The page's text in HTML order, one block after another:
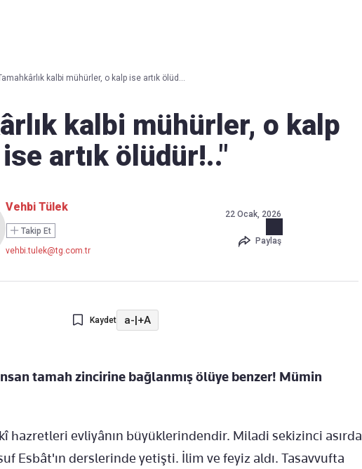
kalbi mühürler, o kalp ise artık ölüd...
kalbi mühürler, o kalp
ise artık ölüdür!.."
Vehbi Tülek
Takip Et
vehbi.tulek@tg.com.tr
22 Ocak, 2026
Paylaş
Kaydet a-|+A
tamah zincirine bağlanmış ölüye benzer! Mümin
hazretleri evliyânın büyüklerindendir. Miladi sekizinci asırda
Esbât'ın derslerinde yetişti. İlim ve feyiz aldı. Tasavvufta